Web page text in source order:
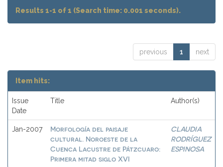
Results 1-1 of 1 (Search time: 0.001 seconds).
previous 1 next
Item hits:
Issue
Date
Title Author(s)
Jan-2007
Morfología del paisaje
cultural. Noroeste de la
Cuenca Lacustre de Pátzcuaro:
Primera mitad siglo XVI
CLAUDIA
RODRÍGUEZ
ESPINOSA